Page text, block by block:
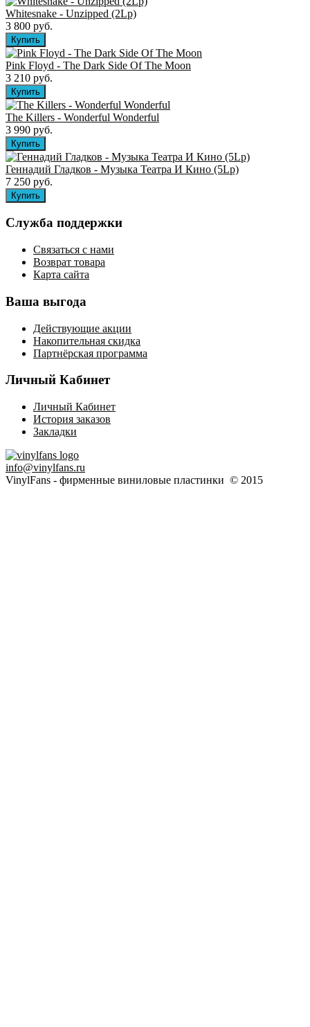
Whitesnake - Unzipped (2Lp)
3 800 руб.
Pink Floyd - The Dark Side Of The Moon
3 210 руб.
The Killers ‎- Wonderful Wonderful
3 990 руб.
Геннадий Гладков - Музыка Театра И Кино (5Lp)
7 250 руб.
Служба поддержки
Связаться с нами
Возврат товара
Карта сайта
Ваша выгода
Действующие акции
Накопительная скидка
Партнёрская программа
Личный Кабинет
Личный Кабинет
История заказов
Закладки
info@vinylfans.ru
VinylFans - фирменные виниловые пластинки © 2015